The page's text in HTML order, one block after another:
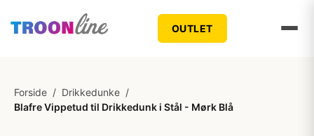
OUTLET
Forside / Drikkedunke /
Blafre Vippetud til Drikkedunk i Stål - Mørk Blå